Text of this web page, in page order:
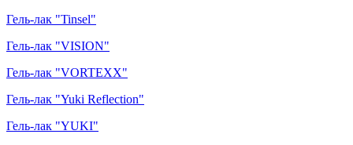
Гель-лак "Tinsel"
Гель-лак "VISION"
Гель-лак "VORTEXX"
Гель-лак "Yuki Reflection"
Гель-лак "YUKI"